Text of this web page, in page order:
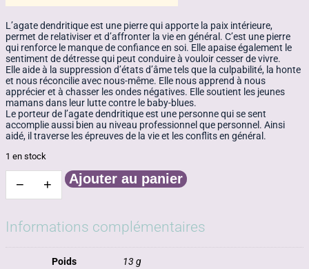
L’agate dendritique est une pierre qui apporte la paix intérieure,
permet de relativiser et d’affronter la vie en général. C’est une pierre
qui renforce le manque de confiance en soi. Elle apaise également le
sentiment de détresse qui peut conduire à vouloir cesser de vivre.
Elle aide à la suppression d’états d’âme tels que la culpabilité, la honte
et nous réconcilie avec nous-même. Elle nous apprend à nous
apprécier et à chasser les ondes négatives. Elle soutient les jeunes
mamans dans leur lutte contre le baby-blues.
Le porteur de l’agate dendritique est une personne qui se sent
accomplie aussi bien au niveau professionnel que personnel. Ainsi
aidé, il traverse les épreuves de la vie et les conflits en général.
1 en stock
−
quantité
de
dentrite
Ref:
+ Ajouter au panier
Informations complémentaires
Poids 13 g